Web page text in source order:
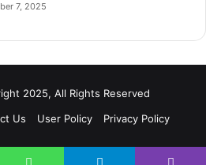
7, 2025
2025, All Rights Reserved
Us User Policy Privacy Policy